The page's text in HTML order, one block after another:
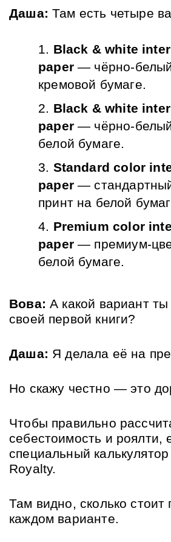
Даша: Там есть четыре
Black & white
paper — чёрно-
кремовой бумаге.
Black & white
paper — чёрно-
белой бумаге.
Standard color
paper —
принт на белой
Premium color
paper — премиум-
белой бумаге.
Вова: А какой вариант
своей первой книги?
Даша: Я делала её на
Чтобы правильно
себестоимость и роялти,
специальный
Royalty.
Там видно, сколько стоит
каждом варианте.